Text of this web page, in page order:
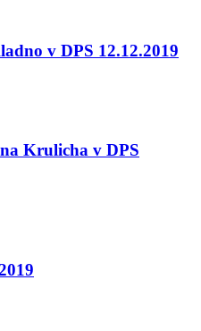
v DPS 12.12.2019
Krulicha v DPS